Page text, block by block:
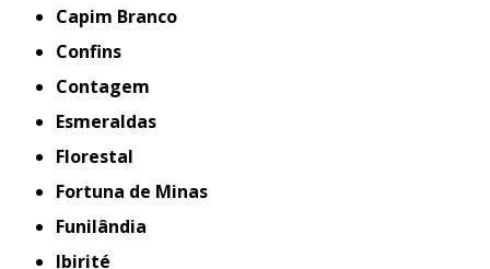
Capim Branco
Confins
Contagem
Esmeraldas
Florestal
Fortuna de Minas
Funilândia
Ibirité